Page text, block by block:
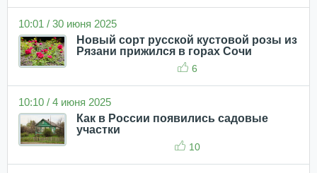
10:01 / 30 июня 2025
Новый сорт русской кустовой розы из
Рязани прижился в горах Сочи
6
10:10 / 4 июня 2025
Как в России появились садовые
участки
10